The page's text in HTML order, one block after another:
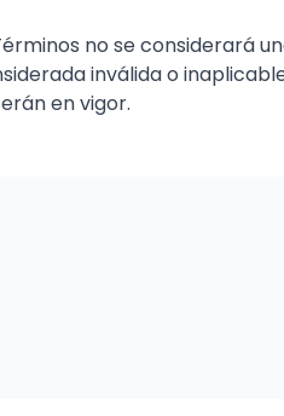
no se considerará
inválida o
en vigor.